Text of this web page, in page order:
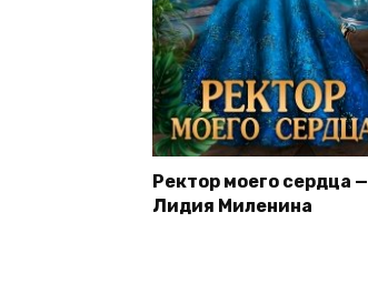
Ректор моего сердца —
Лидия Миленина